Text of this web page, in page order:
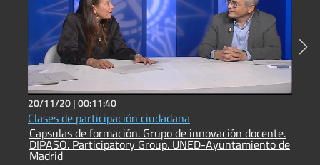
20/11/20 |00:11:40
Clases de participación ciudadana
Capsulas de formación. Grupo de innovación docente.
DIPASO. Participatory Group. UNED-Ayuntamiento de
Madrid